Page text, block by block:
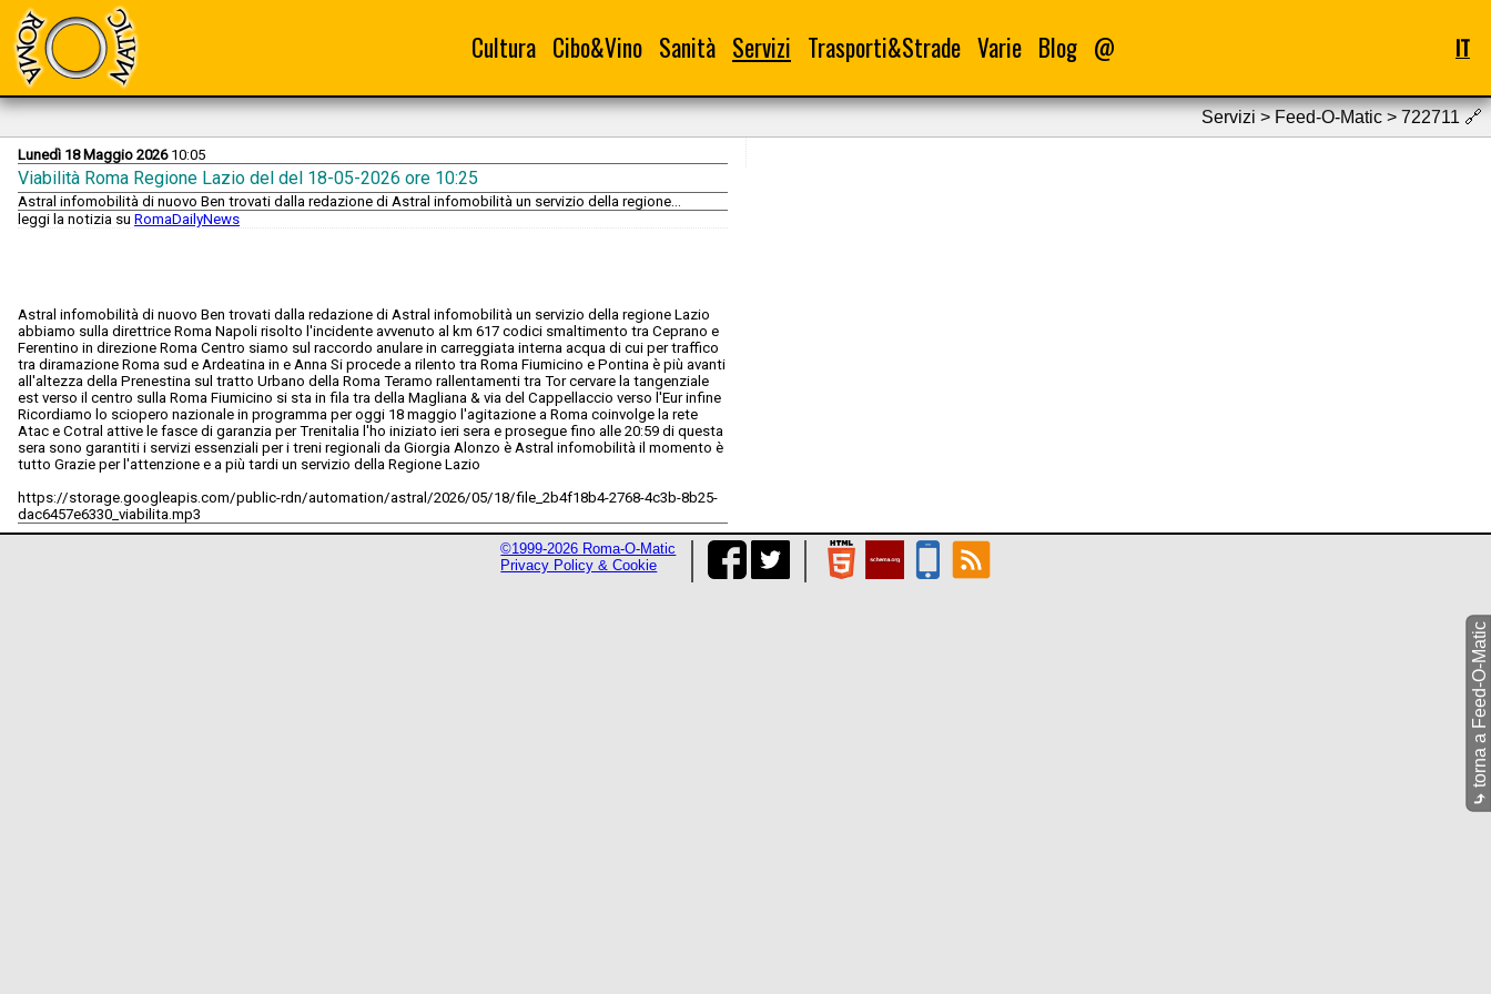
Cultura Cibo&Vino Sanità Servizi Trasporti&Strade Varie Blog @ IT
Servizi > Feed-O-Matic > 722711 🔗
Lunedì 18 Maggio 202610:05
Viabilità Roma Regione Lazio del del 18-05-2026 ore 10:25
Astral infomobilità di nuovo Ben trovati dalla redazione di Astral infomobilità un servizio della regione...
leggi la notizia su RomaDailyNews
Astral infomobilità di nuovo Ben trovati dalla redazione di Astral infomobilità un servizio della regione Lazio
abbiamo sulla direttrice Roma Napoli risolto l'incidente avvenuto al km 617 codici smaltimento tra Ceprano e
Ferentino in direzione Roma Centro siamo sul raccordo anulare in carreggiata interna acqua di cui per traffico
tra diramazione Roma sud e Ardeatina in e Anna Si procede a rilento tra Roma Fiumicino e Pontina è più avanti
all'altezza della Prenestina sul tratto Urbano della Roma Teramo rallentamenti tra Tor cervare la tangenziale
est verso il centro sulla Roma Fiumicino si sta in fila tra della Magliana & via del Cappellaccio verso l'Eur infine
Ricordiamo lo sciopero nazionale in programma per oggi 18 maggio l'agitazione a Roma coinvolge la rete
Atac e Cotral attive le fasce di garanzia per Trenitalia l'ho iniziato ieri sera e prosegue fino alle 20:59 di questa
sera sono garantiti i servizi essenziali per i treni regionali da Giorgia Alonzo è Astral infomobilità il momento è
tutto Grazie per l'attenzione e a più tardi un servizio della Regione Lazio
https://storage.googleapis.com/public-rdn/automation/astral/2026/05/18/file_2b4f18b4-2768-4c3b-8b25-
dac6457e6330_viabilita.mp3
⤷
torna a Feed-O-Matic
©1999-2026 Roma-O-Matic
Privacy Policy & Cookie